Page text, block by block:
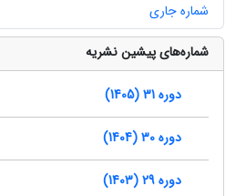
شماره جاری
شماره‌های پیشین نشریه
دوره 31 (1405)
دوره 30 (1404)
دوره 29 (1403)